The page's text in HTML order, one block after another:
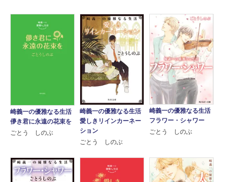
崎義一の優雅なる生活
儚き君に永遠の花束を
ごとう しのぶ
崎義一の優雅なる生活
愛しきリインカーネー
ション
ごとう しのぶ
崎義一の優雅なる生活
フラワー・シャワー
ごとう しのぶ